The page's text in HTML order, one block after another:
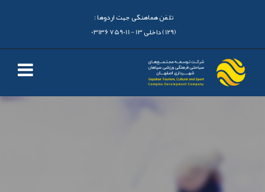
تلفن هماهنگی جهت اردوها :